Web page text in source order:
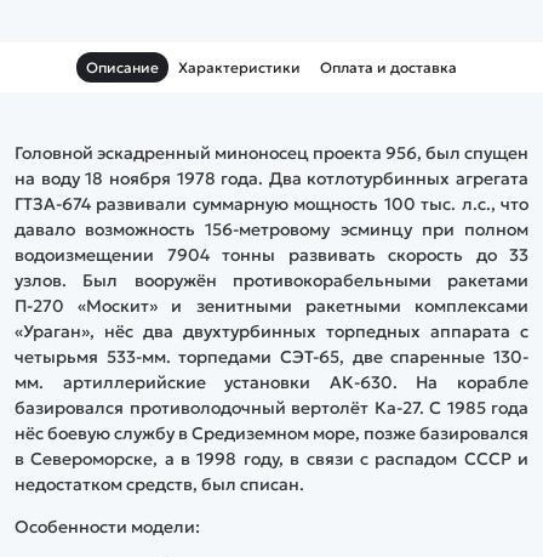
Описание Характеристики Оплата и доставка
Головной эскадренный миноносец проекта 956, был спущен
на воду 18 ноября 1978 года. Два котлотурбинных агрегата
ГТЗА-674 развивали суммарную мощность 100 тыс. л.с., что
давало возможность 156-метровому эсминцу при полном
водоизмещении 7904 тонны развивать скорость до 33
узлов. Был вооружён противокорабельными ракетами
П-270 «Москит» и зенитными ракетными комплексами
«Ураган», нёс два двухтурбинных торпедных аппарата с
четырьмя 533-мм. торпедами СЭТ-65, две спаренные 130-
мм. артиллерийские установки АК-630. На корабле
базировался противолодочный вертолёт Ка-27. С 1985 года
нёс боевую службу в Средиземном море, позже базировался
в Североморске, а в 1998 году, в связи с распадом СССР и
недостатком средств, был списан.
Особенности модели: